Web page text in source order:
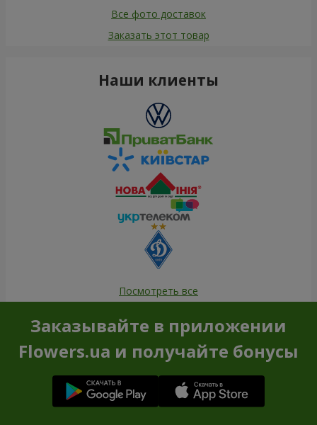
Все фото доставок
Заказать этот товар
Наши клиенты
Посмотреть все
Заказывайте в приложении
Flowers.ua и получайте бонусы